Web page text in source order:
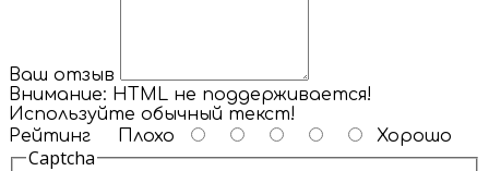
Ваш отзыв
Внимание: HTML не поддерживается!
Используйте обычный текст!
Рейтинг Плохо Хорошо
Captcha